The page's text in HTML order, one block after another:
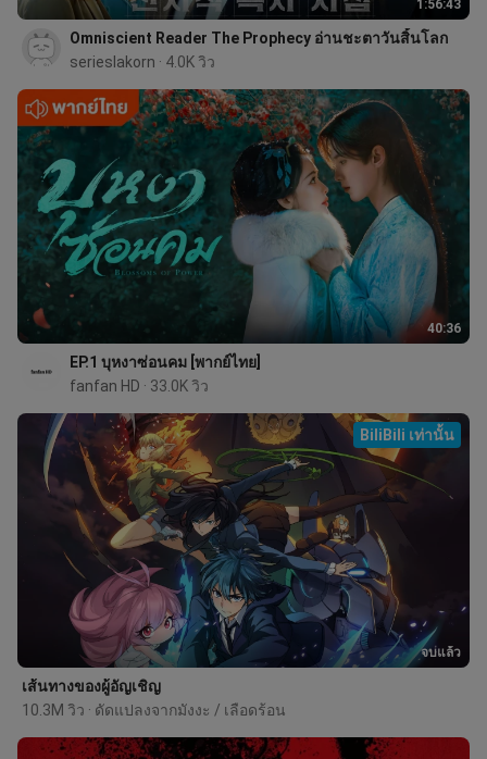
1:56:43
Omniscient Reader The Prophecy อ่านชะตาวันสิ้นโลก
serieslakorn · 4.0K วิว
40:36
EP.1 บุหงาซ่อนคม [พากย์ไทย]
fanfan HD · 33.0K วิว
จบแล้ว
BiliBili เท่านั้น
เส้นทางของผู้อัญเชิญ
10.3M วิว · ดัดแปลงจากมังงะ / เลือดร้อน